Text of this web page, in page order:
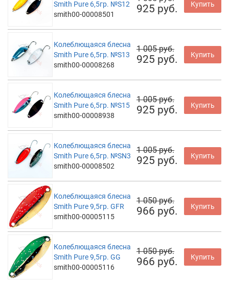
Smith Pure 6,5гр. №S12
smith00-00008501
925 руб. Купить
Колеблющаяся блесна
Smith Pure 6,5гр. №S13
smith00-00008268
1 005 руб.
925 руб. Купить
Колеблющаяся блесна
Smith Pure 6,5гр. №S15
smith00-00008938
1 005 руб.
925 руб. Купить
Колеблющаяся блесна
Smith Pure 6,5гр. №SN3
smith00-00008502
1 005 руб.
925 руб. Купить
Колеблющаяся блесна
Smith Pure 9,5гр. GFR
smith00-00005115
1 050 руб.
966 руб. Купить
Колеблющаяся блесна
Smith Pure 9,5гр. GG
smith00-00005116
1 050 руб.
966 руб. Купить